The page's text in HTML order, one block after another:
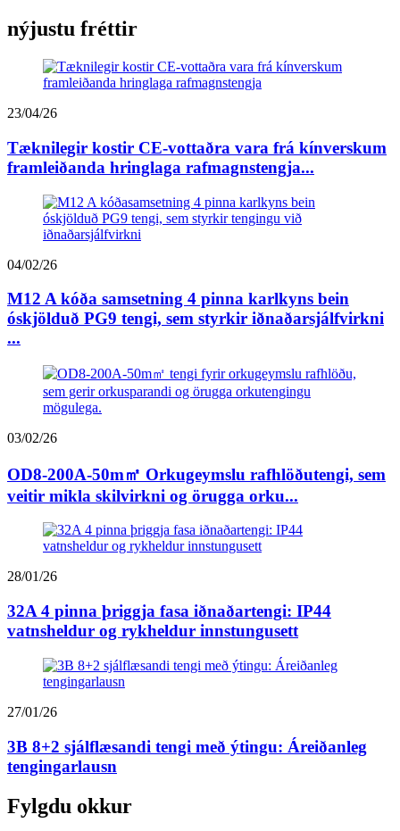
nýjustu fréttir
23/04/26
Tæknilegir kostir CE-vottaðra vara frá kínverskum
framleiðanda hringlaga rafmagnstengja...
04/02/26
M12 A kóða samsetning 4 pinna karlkyns bein
óskjölduð PG9 tengi, sem styrkir iðnaðarsjálfvirkni
...
03/02/26
OD8-200A-50m㎡ Orkugeymslu rafhlöðutengi, sem
veitir mikla skilvirkni og örugga orku...
28/01/26
32A 4 pinna þriggja fasa iðnaðartengi: IP44
vatnsheldur og rykheldur innstungusett
27/01/26
3B 8+2 sjálflæsandi tengi með ýtingu: Áreiðanleg
tengingarlausn
Fylgdu okkur